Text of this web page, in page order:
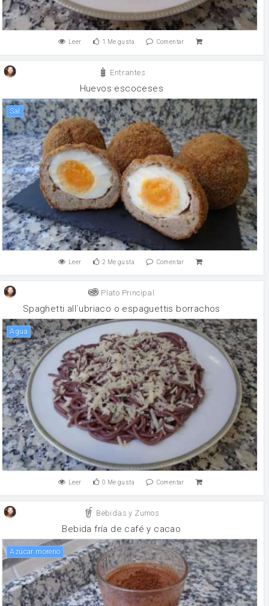
Leer 1 Me gusta Comentar
Entrantes
Huevos escoceses
sal
Leer 2 Me gusta Comentar
Plato Principal
Spaghetti all´ubriaco o espaguettis borrachos
agua
Leer 0 Me gusta Comentar
Bebidas y Zumos
Bebida fría de café y cacao
Azúcar moreno